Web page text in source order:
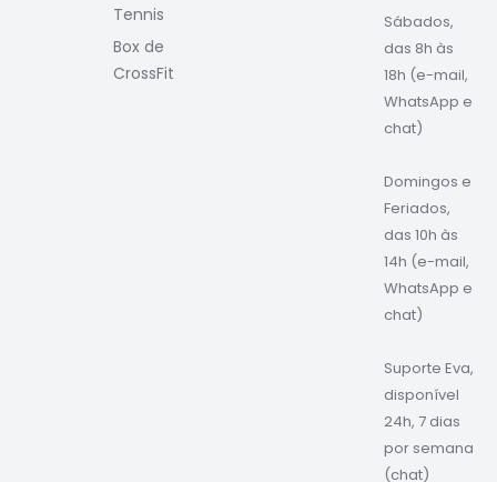
Tennis
Box de
CrossFit
Sábados,
das 8h às
18h (e-mail,
WhatsApp e
chat)
Domingos e
Feriados,
das 10h às
14h (e-mail,
WhatsApp e
chat)
Suporte Eva,
disponível
24h, 7 dias
por semana
(chat)